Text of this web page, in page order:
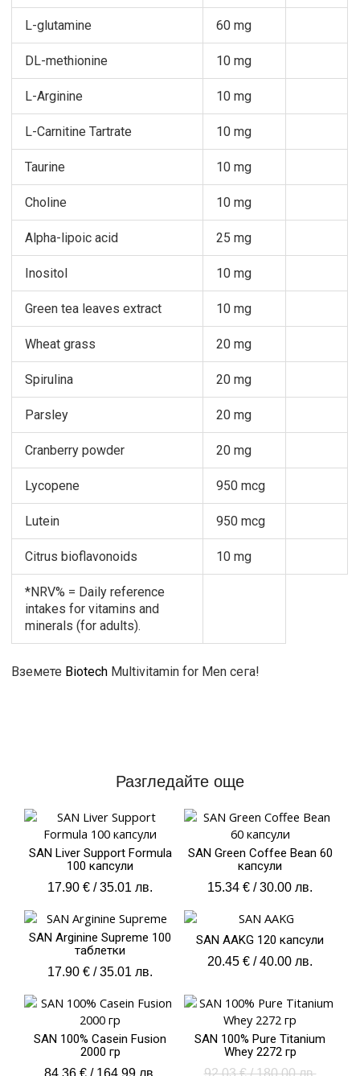
L-glutamine 60 mg
DL-methionine 10 mg
L-Arginine 10 mg
L-Carnitine Tartrate 10 mg
Taurine 10 mg
Choline 10 mg
Alpha-lipoic acid 25 mg
Inositol 10 mg
Green tea leaves extract 10 mg
Wheat grass 20 mg
Spirulina 20 mg
Parsley 20 mg
Cranberry powder 20 mg
Lycopene 950 mcg
Lutein 950 mcg
Citrus bioflavonoids 10 mg
*NRV% = Daily reference
intakes for vitamins and
minerals (for adults).
Вземете Biotech Multivitamin for Men сега!
Разгледайте още
SAN Liver Support Formula
100 капсули
17.90 € / 35.01 лв.
SAN Green Coffee Bean 60
капсули
15.34 € / 30.00 лв.
SAN Arginine Supreme 100
таблетки
17.90 € / 35.01 лв.
SAN AAKG 120 капсули
20.45 € / 40.00 лв.
SAN 100% Casein Fusion
2000 гр
SAN 100% Pure Titanium
Whey 2272 гр
Original
was:
е: